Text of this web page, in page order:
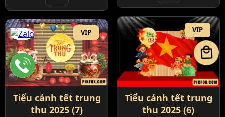
VIP
Tiểu cảnh tết trung
thu 2025 (6)
VIP
Tiểu cảnh tết trung
thu 2025 (7)
local_mall